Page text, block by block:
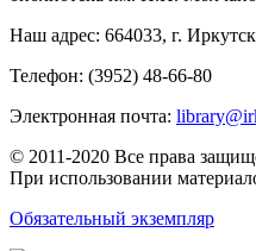
Наш адрес: 664033, г.
Телефон: (3952) 48-66-80
Электронная почта:
© 2011-2020 Все права
При использовании
Обязательный экземпляр